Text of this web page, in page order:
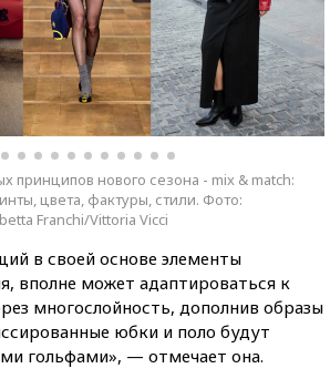
принципов нового сезона - mix & match:
цвета, фактуры, стили. Фото:
Franchi/Vittoria Vicci
в своей основе элементы
вполне может адаптироваться к
многослойность, дополнив образы
юбки и поло будут
гольфами», — отмечает она.